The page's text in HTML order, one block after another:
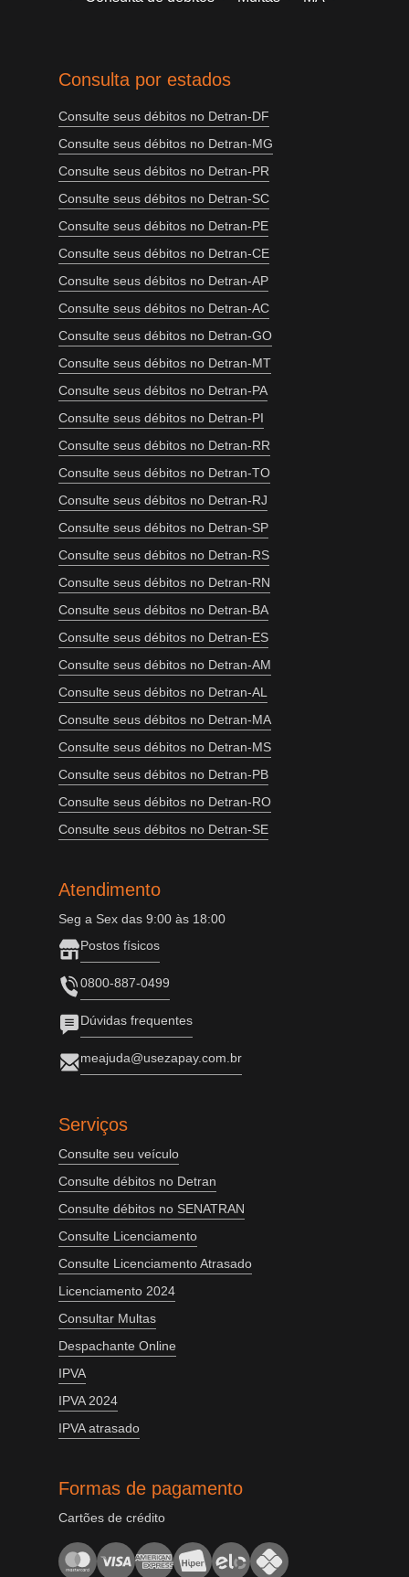
Consulta por estados
Consulte seus débitos no Detran-DF
Consulte seus débitos no Detran-MG
Consulte seus débitos no Detran-PR
Consulte seus débitos no Detran-SC
Consulte seus débitos no Detran-PE
Consulte seus débitos no Detran-CE
Consulte seus débitos no Detran-AP
Consulte seus débitos no Detran-AC
Consulte seus débitos no Detran-GO
Consulte seus débitos no Detran-MT
Consulte seus débitos no Detran-PA
Consulte seus débitos no Detran-PI
Consulte seus débitos no Detran-RR
Consulte seus débitos no Detran-TO
Consulte seus débitos no Detran-RJ
Consulte seus débitos no Detran-SP
Consulte seus débitos no Detran-RS
Consulte seus débitos no Detran-RN
Consulte seus débitos no Detran-BA
Consulte seus débitos no Detran-ES
Consulte seus débitos no Detran-AM
Consulte seus débitos no Detran-AL
Consulte seus débitos no Detran-MA
Consulte seus débitos no Detran-MS
Consulte seus débitos no Detran-PB
Consulte seus débitos no Detran-RO
Consulte seus débitos no Detran-SE
Atendimento
Seg a Sex das 9:00 às 18:00
Postos físicos
0800-887-0499
Dúvidas frequentes
meajuda@usezapay.com.br
Serviços
Consulte seu veículo
Consulte débitos no Detran
Consulte débitos no SENATRAN
Consulte Licenciamento
Consulte Licenciamento Atrasado
Licenciamento 2024
Consultar Multas
Despachante Online
IPVA
IPVA 2024
IPVA atrasado
Formas de pagamento
Cartões de crédito